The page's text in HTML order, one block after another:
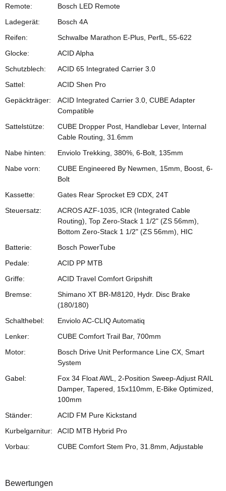
Remote:
Bosch LED Remote
Ladegerät:
Bosch 4A
Reifen:
Schwalbe Marathon E-Plus, PerfL, 55-622
Glocke:
ACID Alpha
Schutzblech:
ACID 65 Integrated Carrier 3.0
Sattel:
ACID Shen Pro
Gepäckträger:
ACID Integrated Carrier 3.0, CUBE Adapter
Compatible
Sattelstütze:
CUBE Dropper Post, Handlebar Lever, Internal
Cable Routing, 31.6mm
Nabe hinten:
Enviolo Trekking, 380%, 6-Bolt, 135mm
Nabe vorn:
CUBE Engineered By Newmen, 15mm, Boost, 6-
Bolt
Kassette:
Gates Rear Sprocket E9 CDX, 24T
Steuersatz:
ACROS AZF-1035, ICR (Integrated Cable
Routing), Top Zero-Stack 1 1/2" (ZS 56mm),
Bottom Zero-Stack 1 1/2" (ZS 56mm), HIC
Batterie:
Bosch PowerTube
Pedale:
ACID PP MTB
Griffe:
ACID Travel Comfort Gripshift
Bremse:
Shimano XT BR-M8120, Hydr. Disc Brake
(180/180)
Schalthebel:
Enviolo AC-CLIQ Automatiq
Lenker:
CUBE Comfort Trail Bar, 700mm
Motor:
Bosch Drive Unit Performance Line CX, Smart
System
Gabel:
Fox 34 Float AWL, 2-Position Sweep-Adjust RAIL
Damper, Tapered, 15x110mm, E-Bike Optimized,
100mm
Ständer:
ACID FM Pure Kickstand
Kurbelgarnitur:
ACID MTB Hybrid Pro
Vorbau:
CUBE Comfort Stem Pro, 31.8mm, Adjustable
Bewertungen